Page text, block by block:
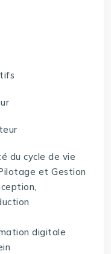
du cycle de vie
et Gestion
digitale